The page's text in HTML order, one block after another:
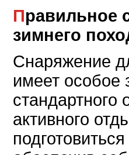
Правильное снаряжение для
зимнего
Снаряжение
имеет особое
стандартного
активного